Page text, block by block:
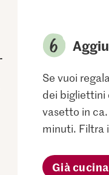
Se vuoi
dei bigliettini
vasetto in
minuti. Filtra
Già